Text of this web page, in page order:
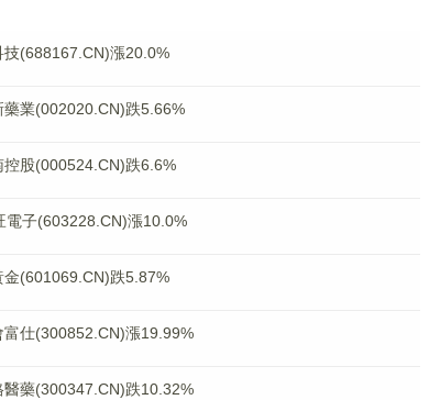
技(688167.CN)漲20.0%
藥業(002020.CN)跌5.66%
控股(000524.CN)跌6.6%
電子(603228.CN)漲10.0%
金(601069.CN)跌5.87%
富仕(300852.CN)漲19.99%
醫藥(300347.CN)跌10.32%